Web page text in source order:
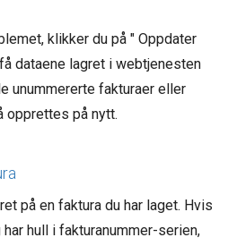
klikker du på " Oppdater
dataene lagret i webtjenesten
unummererte fakturaer eller
opprettes på nytt.
på en faktura du har laget. Hvis
hull i fakturanummer-serien,